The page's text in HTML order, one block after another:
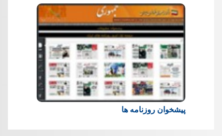
پیشخوان روزنامه ها